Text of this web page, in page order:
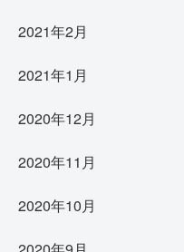
2021年2月
2021年1月
2020年12月
2020年11月
2020年10月